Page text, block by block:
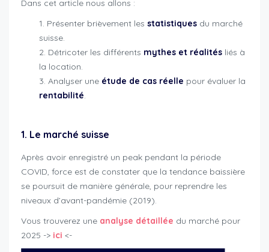
Dans cet article nous allons :
Présenter brièvement les statistiques du marché
suisse.
Détricoter les différents mythes et réalités liés à
la location.
Analyser une étude de cas réelle pour évaluer la
rentabilité.
1. Le marché suisse
Après avoir enregistré un peak pendant la période
COVID, force est de constater que la tendance baissière
se poursuit de manière générale, pour reprendre les
niveaux d’avant-pandémie (2019).
Vous trouverez une analyse détaillée du marché pour
2025 -> ici <-